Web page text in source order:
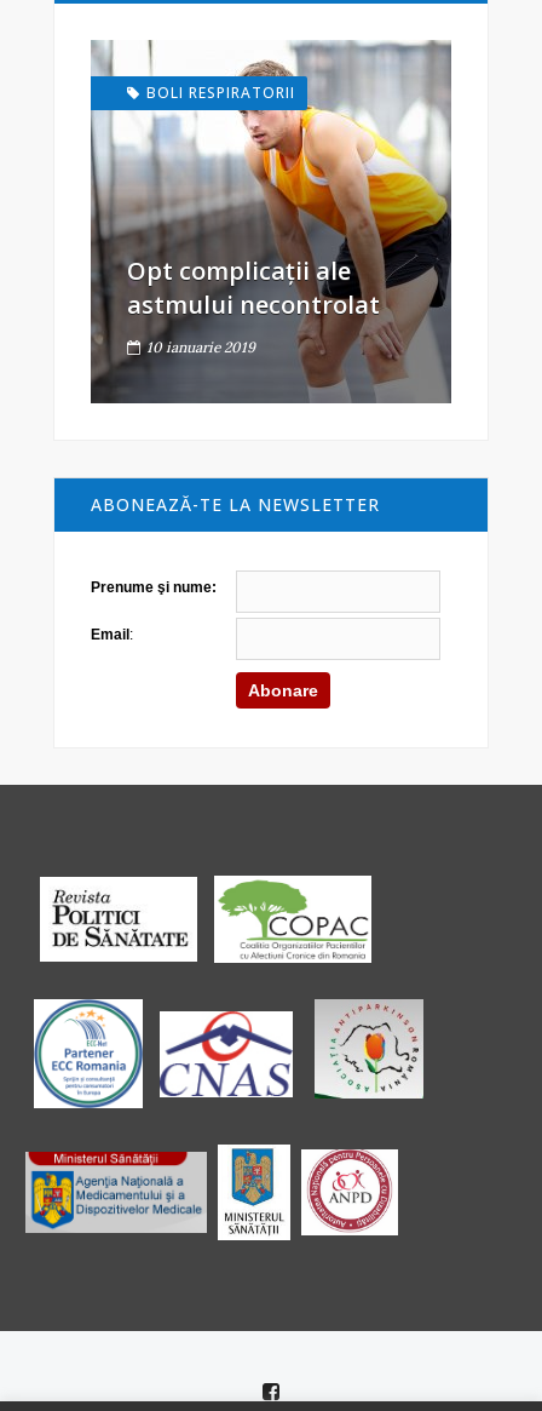
BOLI RESPIRATORII
Opt complicații ale
astmului necontrolat
10 ianuarie 2019
ABONEAZĂ-TE LA NEWSLETTER
Prenume şi nume:
Email :